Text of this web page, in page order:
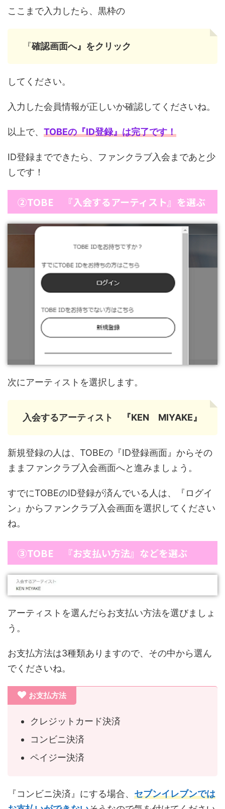
ここまで入力したら、黒枠の
『確認画面へ』をクリック
してください。
入力した会員情報が正しいか確認してくださいね。
以上で、 TOBEの『ID登録』は完了です！
ID登録までできたら、ファンクラブ入会まであと少
しです！
②TOBE 『入会するアーティスト』を選ぶ
次にアーティストを選択します。
入会するアーティスト 『KEN MIYAKE』
新規登録の人は、TOBEの『ID登録画面』からその
ままファンクラブ入会画面へと進みましょう。
すでにTOBEのID登録が済んでいる人は、『ログイ
ン』からファンクラブ入会画面を選択してください
ね。
③TOBE 『お支払い方法』などを選ぶ
アーティストを選んだらお支払い方法を選びましょ
う。
お支払方法は3種類ありますので、その中から選ん
でくださいね。
お支払方法
クレジットカード決済
コンビニ決済
ペイジー決済
『コンビニ決済』にする場合、 セブンイレブンでは